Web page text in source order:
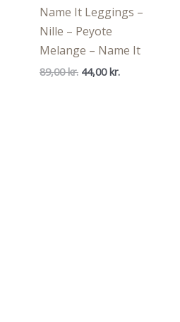
Name It Leggings –
Nille – Peyote
Melange – Name It
89,00kr. Den
44,00kr.Den